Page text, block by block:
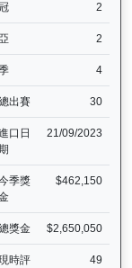
2
2
4
出賽 30
口日
21/09/2023
季獎
$462,150
獎金 $2,650,050
時評
49